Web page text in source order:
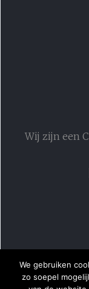
Wij zijn een
We gebruiken
zo soepel